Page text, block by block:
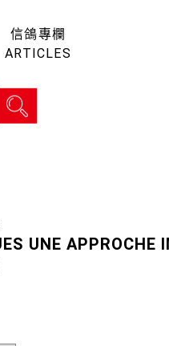
信鴿專欄
ARTICLES
UNE APPROCHE